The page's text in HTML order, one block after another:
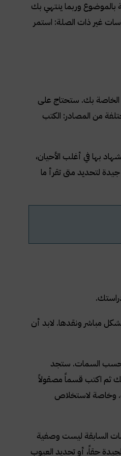
بالموضوع وربما ينتهي بك
غير ذات الصلة: استمر
بك. ستحتاج على
من المصادر: الكتب
بها في أغلب الأحيان،
لتحديد متى تقرأ ما
مباشر ونقدها. لابد أن
حسب السمات. ستجد
ثم اكتب قسماً مصقولاً
وخاصة لاستخلاص
السابقة ليست وصفية
حقاً، أو تحديد العيوب